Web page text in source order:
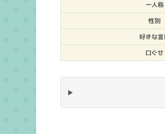
一人称
性別
好きな言
口ぐせ